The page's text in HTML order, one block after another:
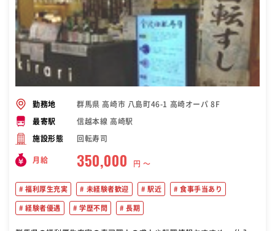
勤務地 群馬県 高崎市 八島町46-1 高崎オーパ 8F
最寄駅 信越本線 高崎駅
施設形態 回転寿司
月給 350,000 円 〜
福利厚生充実 未経験者歓迎 駅近 食事手当あり
経験者優遇 学歴不問 長期